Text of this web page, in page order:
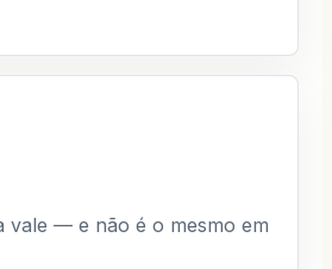
vale — e não é o mesmo em